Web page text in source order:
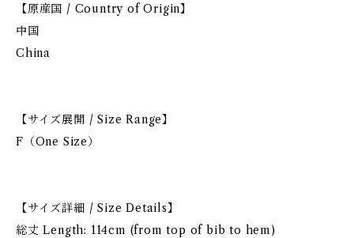
【原産国 / Country of Origin】
中国
China
【サイズ展開 / Size Range】
F（One Size）
【サイズ詳細 / Size Details】
総丈 Length: 114cm (from top of bib to hem)